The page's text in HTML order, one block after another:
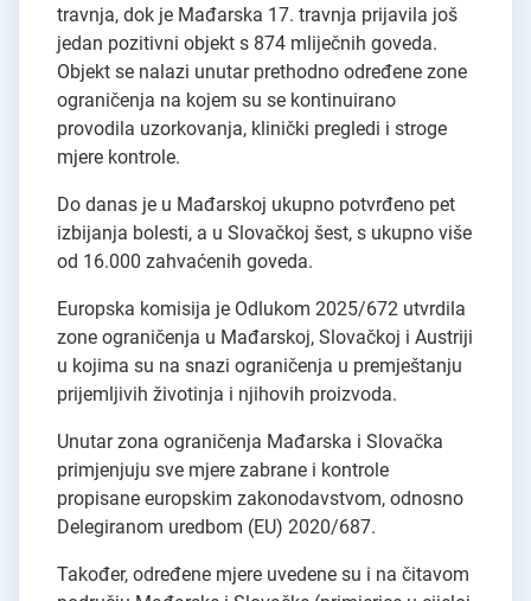
travnja, dok je Mađarska 17. travnja prijavila još
jedan pozitivni objekt s 874 mliječnih goveda.
Objekt se nalazi unutar prethodno određene zone
ograničenja na kojem su se kontinuirano
provodila uzorkovanja, klinički pregledi i stroge
mjere kontrole.
Do danas je u Mađarskoj ukupno potvrđeno pet
izbijanja bolesti, a u Slovačkoj šest, s ukupno više
od 16.000 zahvaćenih goveda.
Europska komisija je Odlukom 2025/672 utvrdila
zone ograničenja u Mađarskoj, Slovačkoj i Austriji
u kojima su na snazi ograničenja u premještanju
prijemljivih životinja i njihovih proizvoda.
Unutar zona ograničenja Mađarska i Slovačka
primjenjuju sve mjere zabrane i kontrole
propisane europskim zakonodavstvom, odnosno
Delegiranom uredbom (EU) 2020/687.
Također, određene mjere uvedene su i na čitavom